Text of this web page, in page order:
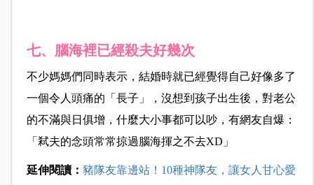
七、腦海裡已經殺夫好幾次
不少媽媽們同時表示，結婚時就已經覺得自己好像多了
一個令人頭痛的「長子」，沒想到孩子出生後，對老公
的不滿與日俱增，什麼大小事都可以吵，有網友自爆：
「弒夫的念頭常常掠過腦海揮之不去XD」
延伸閱讀： 豬隊友靠邊站！10種神隊友，讓女人甘心愛